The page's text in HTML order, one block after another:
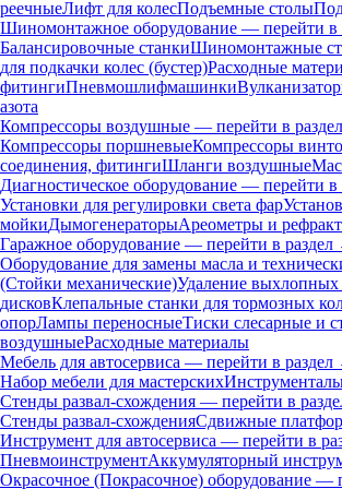
реечныеЛифт для колесПодъемные столы
Шиномонтажное оборудование — перейти в
Балансировочные станкиШиномонтажные
для подкачки колес (бустер)Расходные
фитингиПневмошлифмашинки
азота
Компрессоры воздушные — перейти в
Компрессоры поршневыеКомпрессоры
соединения, фитингиШланги воздушные
Диагностическое оборудование — перейти
Установки для регулировки света фар
мойкиДымогенераторыАреометры и
Гаражное оборудование — перейти в раздел
Оборудование для замены масла и
(Стойки механические)Удаление выхлопных
дисковКлепальные станки для тормозных
опорЛампы переносныеТиски слесарные и
воздушныеРасходные материалы
Мебель для автосервиса — перейти в раздел
Набор мебели для мастерских
Стенды развал-схождения — перейти в
Стенды развал-схожденияСдвижные
Инструмент для автосервиса — перейти в
ПневмоинструментАккумуляторный
Окрасочное (Покрасочное) оборудование —